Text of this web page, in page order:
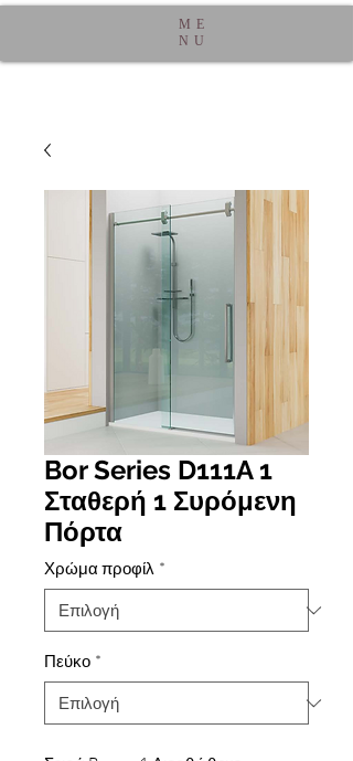
ME
NU
Bor Series D111A 1
Σταθερή 1 Συρόμενη
Πόρτα
Χρώμα προφίλ *
Πεύκο *